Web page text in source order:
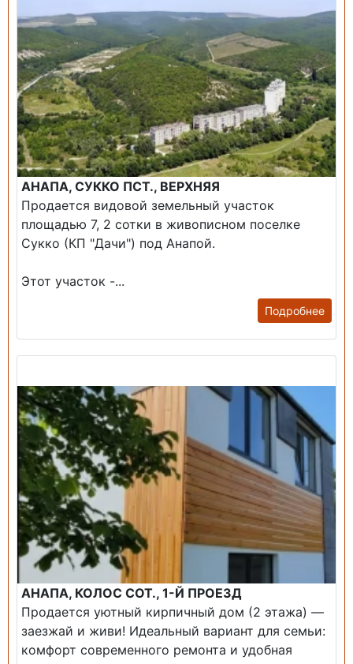
АНАПА, СУККО ПСТ., ВЕРХНЯЯ
Продается видовой земельный участок
площадью 7, 2 сотки в живописном поселке
Сукко (КП "Дачи") под Анапой.
Этот участок -...
Подробнее
АНАПА, КОЛОС СОТ., 1-Й ПРОЕЗД
Продается уютный кирпичный дом (2 этажа) —
заезжай и живи! ​Идеальный вариант для семьи:
комфорт современного ремонта и удобная